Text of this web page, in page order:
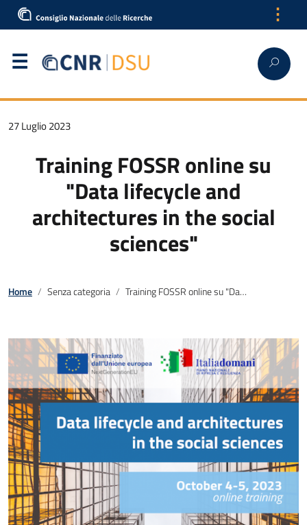
⋮
27 Luglio 2023
Training FOSSR online su
"Data lifecycle and
architectures in the social
sciences"
Home Senza categoria Training FOSSR online su "Data lifecycle and architectures in the social sciences"